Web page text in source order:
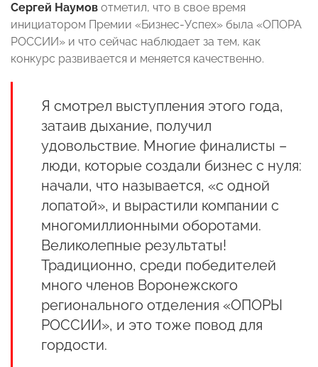
Сергей Наумов отметил, что в свое время
инициатором Премии «Бизнес-Успех» была «ОПОРА
РОССИИ» и что сейчас наблюдает за тем, как
конкурс развивается и меняется качественно.
Я смотрел выступления этого года,
затаив дыхание, получил
удовольствие. Многие финалисты –
люди, которые создали бизнес с нуля:
начали, что называется, «с одной
лопатой», и вырастили компании с
многомиллионными оборотами.
Великолепные результаты!
Традиционно, среди победителей
много членов Воронежского
регионального отделения «ОПОРЫ
РОССИИ», и это тоже повод для
гордости.